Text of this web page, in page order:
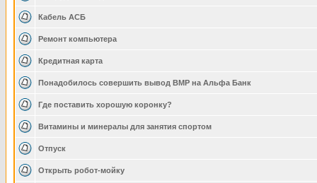
Кабель АСБ
Ремонт компьютера
Кредитная карта
Понадобилось совершить вывод ВМР на Альфа Банк
Где поставить хорошую коронку?
Витамины и минералы для занятия спортом
Отпуск
Открыть робот-мойку